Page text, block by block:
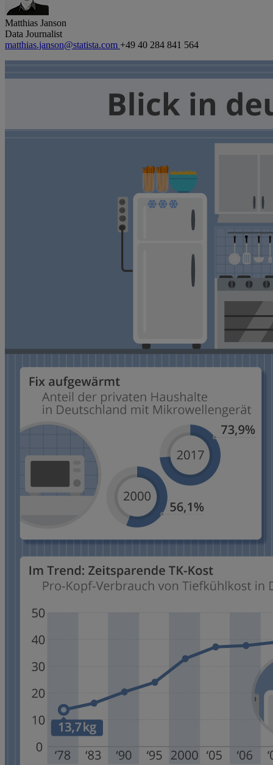
Matthias Janson
Data Journalist
matthias.janson@statista.com +49 40 284 841 564